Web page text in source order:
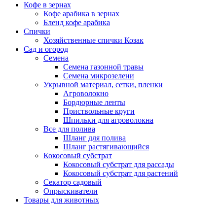
Кофе в зернах
Кофе арабика в зернах
Бленд кофе арабика
Спички
Хозяйственные спички Козак
Сад и огород
Семена
Семена газонной травы
Семена микрозелени
Укрывной материал, сетки, пленки
Агроволокно
Бордюрные ленты
Приствольные круги
Шпильки для агроволокна
Все для полива
Шланг для полива
Шланг растягивающийся
Кокосовый субстрат
Кокосовый субстрат для рассады
Кокосовый субстрат для растений
Секатор садовый
Опрыскиватели
Товары для животных